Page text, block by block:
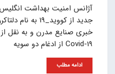
آژانس امنیت بهداشت
جدید از
خبری صنایع مدرن و به نقل
Covid-19 از ادغام دو سویه
ادامه مطلب